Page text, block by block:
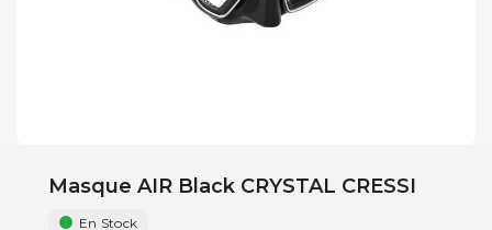
Masque AIR Black CRYSTAL CRESSI
En Stock